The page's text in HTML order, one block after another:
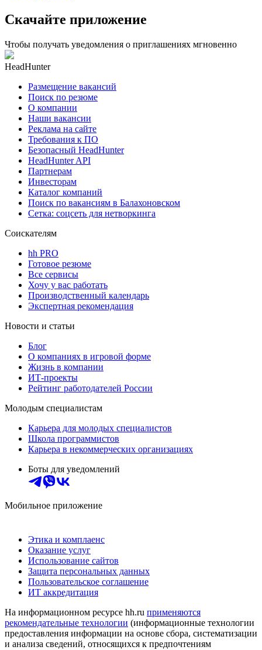
Скачайте приложение
Чтобы получать уведомления о приглашениях мгновенно
HeadHunter
Размещение вакансий
Поиск по резюме
О компании
Наши вакансии
Реклама на сайте
Требования к ПО
Безопасный HeadHunter
HeadHunter API
Партнерам
Инвесторам
Каталог компаний
Поиск по вакансиям в Балахоновском
Сетка: соцсеть для нетворкинга
Соискателям
hh PRO
Готовое резюме
Все сервисы
Хочу у вас работать
Производственный календарь
Экспертная рекомендация
Новости и статьи
Блог
О компаниях в игровой форме
Жизнь в компании
ИТ-проекты
Рейтинг работодателей России
Молодым специалистам
Карьера для молодых специалистов
Школа программистов
Карьера в некоммерческих организациях
Боты для уведомлений
Мобильное приложение
Этика и комплаенс
Оказание услуг
Использование сайтов
Защита персональных данных
Пользовательское соглашение
ИТ аккредитация
На информационном ресурсе hh.ru применяются
рекомендательные технологии (информационные технологии
предоставления информации на основе сбора, систематизации
и анализа сведений, относящихся к предпочтениям